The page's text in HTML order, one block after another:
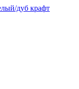
дуб крафт